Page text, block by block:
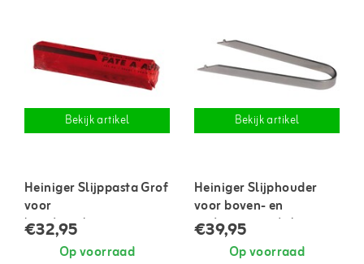
Bekijk artikel
Heiniger Slijppasta Grof
voor
huisdierscheermessen
510 gram
€32,95
Op voorraad
Bekijk artikel
Heiniger Slijphouder
voor boven- en
ondermessen / platte
scheermessen
€39,95
Op voorraad